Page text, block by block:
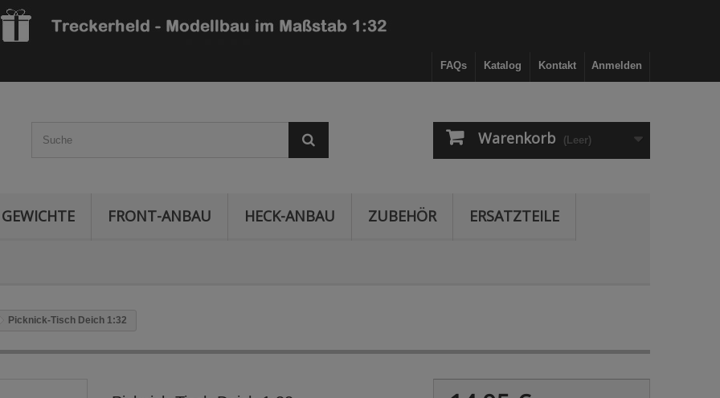
Anmelden
Kontakt
Katalog
FAQs
Warenkorb (Leer)
GEWICHTE FRONT-ANBAU HECK-ANBAU ZUBEHÖR ERSATZTEILE
Picknick-Tisch Deich 1:32